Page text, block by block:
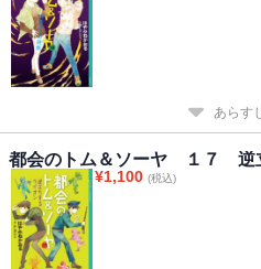
あらす
都会のトム＆ソーヤ １７ 逆
¥1,100 (税込)